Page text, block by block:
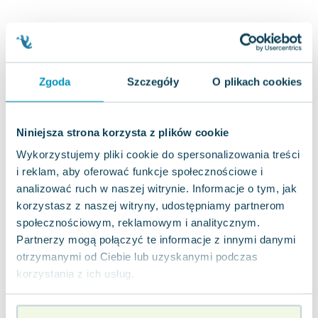
Zgoda Szczegóły O plikach cookies
Niniejsza strona korzysta z plików cookie
Wykorzystujemy pliki cookie do spersonalizowania treści
i reklam, aby oferować funkcje społecznościowe i
analizować ruch w naszej witrynie. Informacje o tym, jak
korzystasz z naszej witryny, udostępniamy partnerom
społecznościowym, reklamowym i analitycznym.
Partnerzy mogą połączyć te informacje z innymi danymi
otrzymanymi od Ciebie lub uzyskanymi podczas
korzystania z ich usług.
Aleksander Puszkin
Oscar Wilde
Małgorzata Ohme
Maddie Ziegler
Joanna Racewicz
Maria Seweryn
Janina Zającówna
Eric Helms
Anna Prus (oprac.)
Nela Mała Reporterka
Agnieszka Maciąg
Barbara Wrzesińska
Virginia Woolf